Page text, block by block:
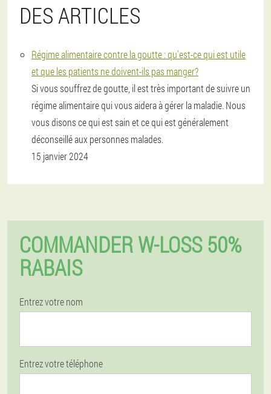
DES ARTICLES
Régime alimentaire contre la goutte : qu'est-ce qui est utile
et que les patients ne doivent-ils pas manger?
Si vous souffrez de goutte, il est très important de suivre un
régime alimentaire qui vous aidera à gérer la maladie. Nous
vous disons ce qui est sain et ce qui est généralement
déconseillé aux personnes malades.
15 janvier 2024
COMMANDER W-LOSS 50%
RABAIS
Entrez votre nom
Entrez votre téléphone